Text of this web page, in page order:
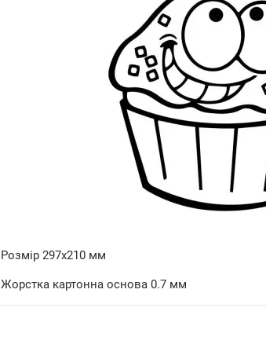
Розмір 297х210 мм
Жорстка картонна основа 0.7 мм